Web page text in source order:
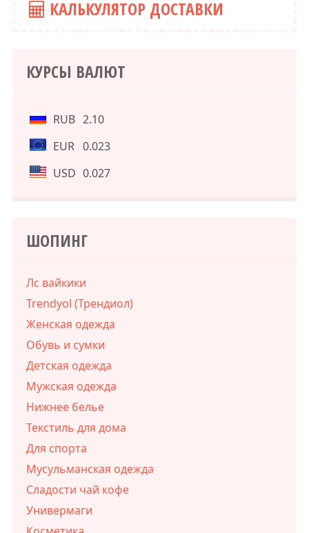
КАЛЬКУЛЯТОР ДОСТАВКИ
КУРСЫ ВАЛЮТ
RUB 2.10
EUR 0.023
USD 0.027
ШОПИНГ
Лс вайкики
Trendyol (Трендиол)
Женская одежда
Обувь и сумки
Детская одежда
Мужская одежда
Нижнее белье
Текстиль для дома
Для спорта
Мусульманская одежда
Сладости чай кофе
Универмаги